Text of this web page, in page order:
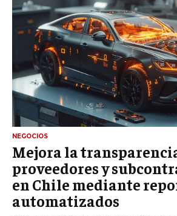
NEGOCIOS
Mejora la
proveedores y
en Chile mediante
automatizados